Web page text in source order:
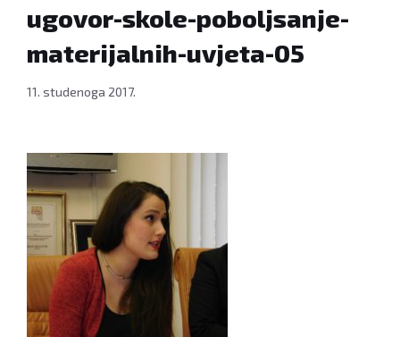
ugovor-skole-poboljsanje-
materijalnih-uvjeta-05
11. studenoga 2017.